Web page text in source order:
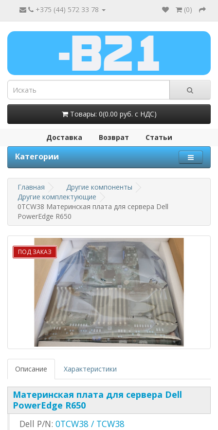
+375 (44) 572 33 78 (0)
Товары: 0(0.00 руб. с НДС)
Доставка Возврат Статьи
Категории
Главная
Другие компоненты
Другие комплектующие
0TCW38 Материнская плата для сервера Dell
PowerEdge R650
ПОД ЗАКАЗ
Описание Характеристики
Материнская плата для сервера Dell
PowerEdge R650
Dell P/N: 0TCW38 / TCW38